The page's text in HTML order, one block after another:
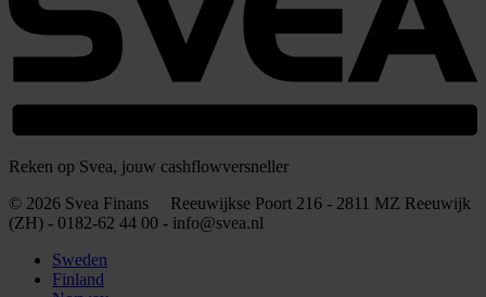
Reken op Svea, jouw cashflowversneller
© 2026 Svea Finans Reeuwijkse Poort 216 - 2811 MZ Reeuwijk
(ZH) - 0182-62 44 00 - info@svea.nl
Sweden
Finland